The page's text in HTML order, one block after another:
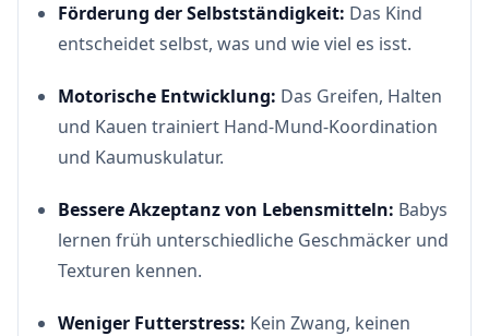
Förderung der Selbstständigkeit: Das Kind
entscheidet selbst, was und wie viel es isst.
Motorische Entwicklung: Das Greifen, Halten
und Kauen trainiert Hand-Mund-Koordination
und Kaumuskulatur.
Bessere Akzeptanz von Lebensmitteln: Babys
lernen früh unterschiedliche Geschmäcker und
Texturen kennen.
Weniger Futterstress: Kein Zwang, keinen